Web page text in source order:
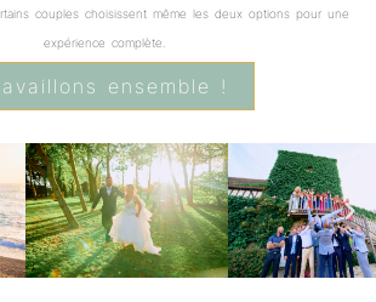
couples choisissent même les deux options pour une
expérience complète.
ensemble !